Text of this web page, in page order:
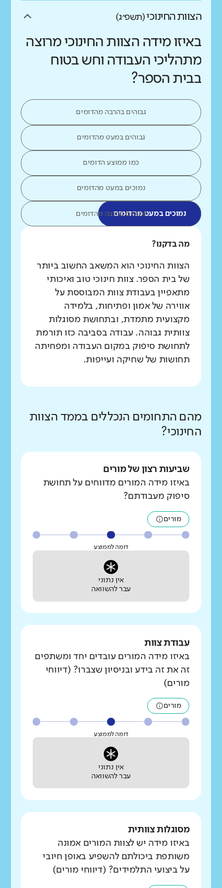
הצוות החינוכי(תשפ״ג)
באיזו מידה הצוות החינוכי מרוצה
מתהליכי העבודה וחש בטוח
בבית הספר?
גבוהים בהרבה מהדומים
גבוהים במעט מהדומים
כמו ממוצע הדומים
נמוכים במעט מהדומים
נמוכים במעט מהדומיםנמוכים בהרבה מהדומים
מה בדקנו?
הצוות החינוכי הוא המשאב החשוב ביותר
של בית הספר. צוות חינוכי טוב ואיכותי
מתאפיין בעבודת צוות המבוססת על
אווירה של אמון ופתיחות, בלמידה
מקצועית מתמדת, ובתחושת מסוגלות
צוותית גבוהה. עבודה בסביבה כזו תורמת
לתחושת סיפוק במקום העבודה ומפחיתה
תחושות של שחיקה ועייפות.
מהם התחומים הנכללים בממד הצוות
החינוכי?
שביעות רצון של מורים
באיזו מידה המורים מדווחים על תחושת
סיפוק מעבודתם?
מורים
דומה לממוצע
אין נתוני
עבר להשוואה
עבודת צוות
באיזו מידה המורים עובדים יחד ומשתפים
זה את זה בידע ובניסיון שצברו? (דיווחי
מורים)
מורים
דומה לממוצע
אין נתוני
עבר להשוואה
מסוגלות צוותית
באיזו מידה יש לצוות המורים אמונה
משותפת ביכולתם להשפיע באופן חיובי
על ביצועי התלמידים? (דיווחי מורים)